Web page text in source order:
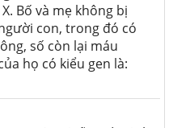
Bố và mẹ không bị
con, trong đó có
số còn lại máu
họ có kiểu gen là: